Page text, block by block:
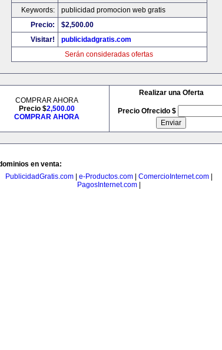
Keywords:
publicidad promocion web gratis
Precio:
$2,500.00
Visitar!
publicidadgratis.com
Serán consideradas ofertas
COMPRAR AHORA
Precio $2,500.00
COMPRAR AHORA
Realizar una Oferta
Precio Ofrecido $
en venta:
PublicidadGratis.com
e-Productos.com ComercioInternet.com
PagosInternet.com